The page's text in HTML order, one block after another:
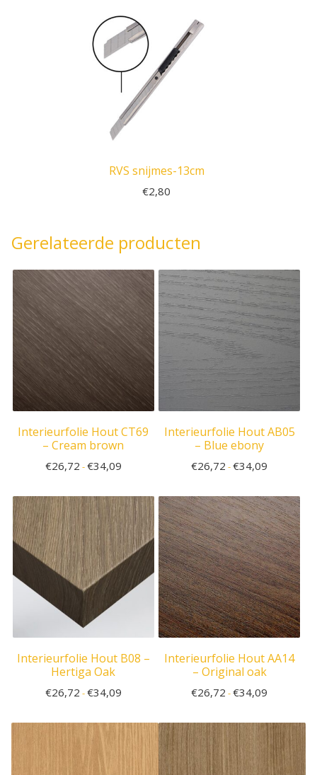
RVS snijmes-13cm
€2,80
Gerelateerde producten
Interieurfolie Hout CT69
– Cream brown
€26,72 -€34,09
Interieurfolie Hout AB05
– Blue ebony
€26,72 -€34,09
Interieurfolie Hout B08 –
Hertiga Oak
€26,72 -€34,09
Interieurfolie Hout AA14
– Original oak
€26,72 -€34,09